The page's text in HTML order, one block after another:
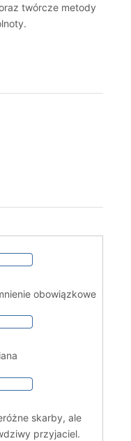
twórcze metody
obowiązkowe
skarby, ale
przyjaciel.